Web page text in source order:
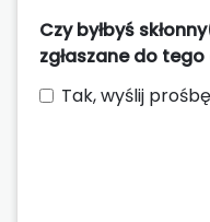
Czy byłbyś
zgłaszane do
Tak, wyślij